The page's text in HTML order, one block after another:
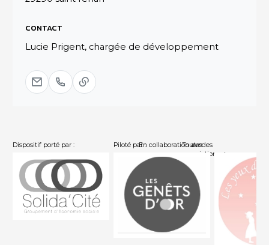
CONTACT
Lucie Prigent, chargée de développement
Dispositif porté par : Piloté par :En collaboration avec :
Toutes les
associations